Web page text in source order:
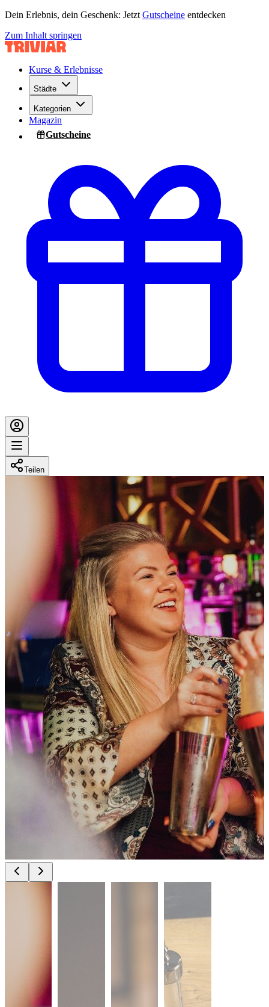
Dein Erlebnis, dein Geschenk: Jetzt Gutscheine entdecken
Zum Inhalt springen
Kurse & Erlebnisse
Städte
Kategorien
Magazin
Gutscheine
Teilen